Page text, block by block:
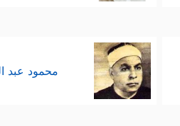
محمود عبد